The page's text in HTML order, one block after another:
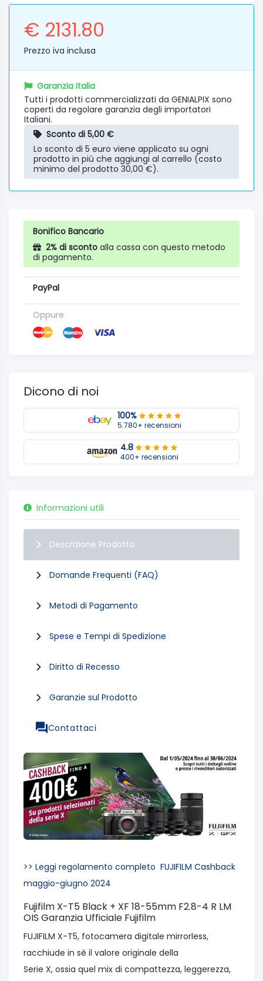
€ 2131.80
Prezzo iva inclusa
Garanzia Italia
Tutti i prodotti commercializzati da GENIALPIX sono
coperti da regolare garanzia degli importatori
Italiani.
Sconto di 5,00 €
Lo sconto di 5 euro viene applicato su ogni
prodotto in più che aggiungi al carrello (costo
minimo del prodotto 30,00 €).
Bonifico Bancario
2% di sconto alla cassa con questo metodo
di pagamento.
PayPal
Oppure
Dicono di noi
100%
5.780+ recensioni
4.8
400+ recensioni
Informazioni utili
Descrizione Prodotto
Domande Frequenti (FAQ)
Metodi di Pagamento
Spese e Tempi di Spedizione
Diritto di Recesso
Garanzie sul Prodotto
Contattaci
>> Leggi regolamento completo FUJIFILM Cashback
maggio-giugno 2024
Fujifilm X-T5 Black + XF 18-55mm F2.8-4 R LM
OIS Garanzia Ufficiale Fujifilm
FUJIFILM X-T5, fotocamera digitale mirrorless,
racchiude in sè il valore originale della
Serie X, ossia quel mix di compattezza, leggerezza,